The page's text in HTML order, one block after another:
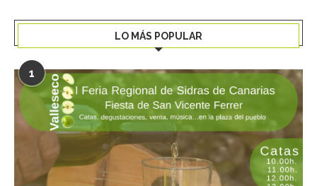
LO MÁS POPULAR
1